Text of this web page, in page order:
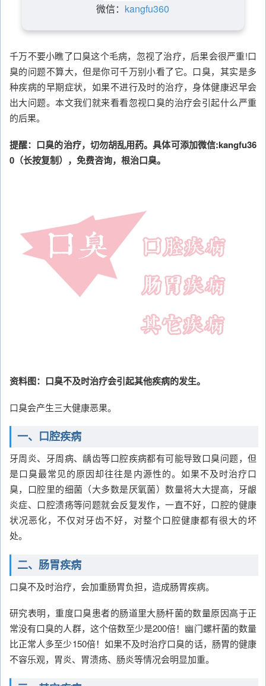
微信： kangfu360
千万不要小瞧了口臭这个毛病，忽视了治疗，后果会很严重!口
臭的问题不算大，但是你可千万别小看了它。口臭，其实是多
种疾病的早期症状，如果不进行及时的治疗，身体健康迟早会
出大问题。本文我们就来看看忽视口臭的治疗会引起什么严重
的后果。
提醒：口臭的治疗，切勿胡乱用药。具体可添加微信:kangfu36
0（长按复制），免费咨询，根治口臭。
资料图：口臭不及时治疗会引起其他疾病的发生。
口臭会产生三大健康恶果。
一、口腔疾病
牙周炎、牙周病、龋齿等口腔疾病都有可能导致口臭问题，但
是口臭最常见的原因却往往是内源性的。如果不及时治疗口
臭，口腔里的细菌（大多数是厌氧菌）数量将大大提高，牙龈
炎症、口腔溃疡等问题就会反复发作，一直不好，口腔的健康
状况恶化，不仅对牙齿不好，对整个口腔健康都有很大的坏
处。
二、肠胃疾病
口臭不及时治疗，会加重肠胃负担，造成肠胃疾病。
研究表明，重度口臭患者的肠道里大肠杆菌的数量原因高于正
常没有口臭的人群，这个倍数至少是200倍！幽门螺杆菌的数量
比正常人多至少150倍！如果不及时治疗口臭的话，肠胃的健康
不容乐观，胃炎、胃溃疡、肠炎等情况会明显加重。